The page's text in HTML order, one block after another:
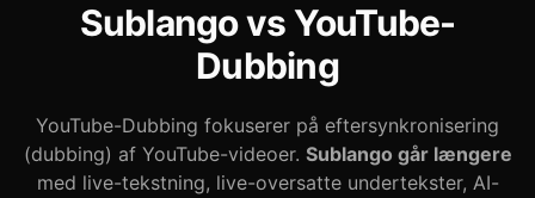
Sublango vsYouTube-
Dubbing
YouTube-Dubbing fokuserer på eftersynkronisering
(dubbing) af YouTube-videoer. Sublango går længere
med live-tekstning, live-oversatte undertekster, AI-